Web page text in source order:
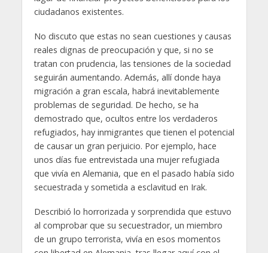
ciudadanos existentes.
No discuto que estas no sean cuestiones y causas
reales dignas de preocupación y que, si no se
tratan con prudencia, las tensiones de la sociedad
seguirán aumentando. Además, allí donde haya
migración a gran escala, habrá inevitablemente
problemas de seguridad. De hecho, se ha
demostrado que, ocultos entre los verdaderos
refugiados, hay inmigrantes que tienen el potencial
de causar un gran perjuicio. Por ejemplo, hace
unos días fue entrevistada una mujer refugiada
que vivía en Alemania, que en el pasado había sido
secuestrada y sometida a esclavitud en Irak.
Describió lo horrorizada y sorprendida que estuvo
al comprobar que su secuestrador, un miembro
de un grupo terrorista, vivía en esos momentos